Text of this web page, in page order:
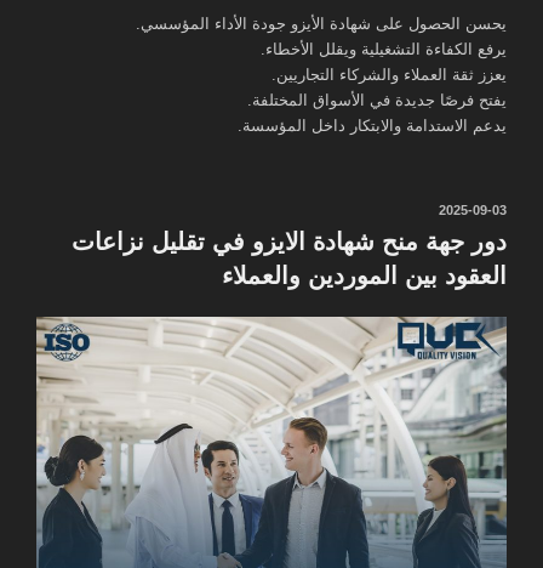
يحسن الحصول على شهادة الأيزو جودة الأداء المؤسسي.
يرفع الكفاءة التشغيلية ويقلل الأخطاء.
يعزز ثقة العملاء والشركاء التجاريين.
يفتح فرصًا جديدة في الأسواق المختلفة.
يدعم الاستدامة والابتكار داخل المؤسسة.
نُشر
2025-09-03
دور جهة منح شهادة الايزو في تقليل نزاعات
العقود بين الموردين والعملاء